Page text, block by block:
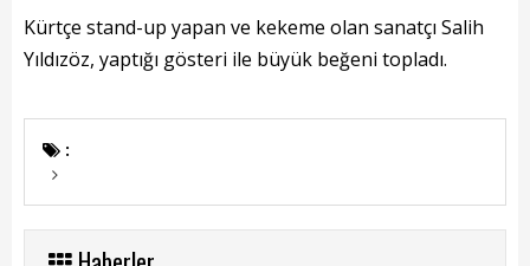
Başkanın Özgeçmişi
Başkana Mesaj
Projeler
Kürtçe stand-up yapan ve kekeme olan sanatçı Salih
Yıldızöz, yaptığı gösteri ile büyük beğeni topladı.
: